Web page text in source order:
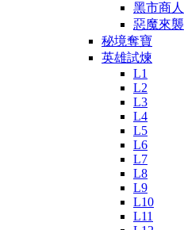
黑市商人
惡魔來襲
秘境奪寶
英雄試煉
L1
L2
L3
L4
L5
L6
L7
L8
L9
L10
L11